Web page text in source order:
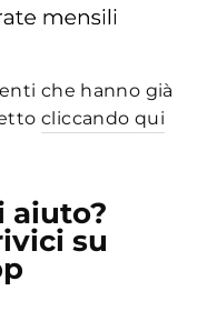
che hanno già
cliccando qui
aiuto?
su